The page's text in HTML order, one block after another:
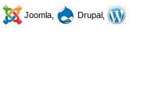
Joomla,
Drupal,